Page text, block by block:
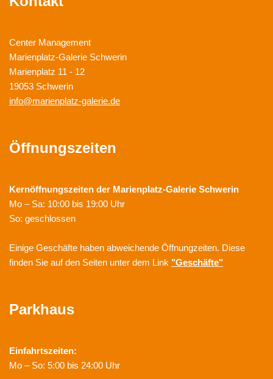
Center Management
Marienplatz-Galerie Schwerin
Marienplatz 11 - 12
19053 Schwerin
info@marienplatz-galerie.de
Öffnungszeiten
Kernöffnungszeiten der Marienplatz-Galerie Schwerin
Mo – Sa: 10:00 bis 19:00 Uhr
So: geschlossen
Einige Geschäfte haben abweichende Öffnungzeiten. Diese
finden Sie auf den Seiten unter dem Link "Geschäfte"
Parkhaus
Einfahrtszeiten:
Mo – So: 5:00 bis 24:00 Uhr